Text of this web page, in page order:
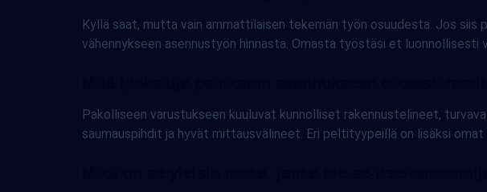
Kyllä saat, mutta vain ammattilaisen tekemän työn osuudesta. Jos
vähennykseen asennustyön hinnasta. Omasta työstäsi et luonnollisesti
Pakolliseen varustukseen kuuluvat kunnolliset rakennustelineet,
saumauspihdit ja hyvät mittausvälineet. Eri peltityypeillä on lisäksi omat